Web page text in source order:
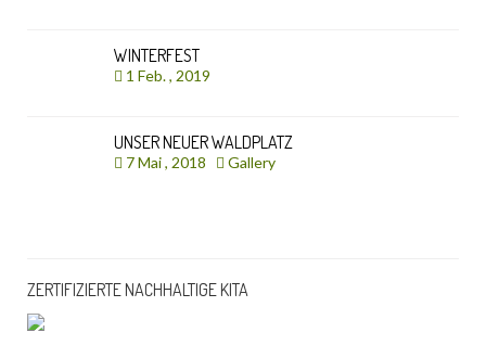
WINTERFEST
1 Feb. , 2019
UNSER NEUER WALDPLATZ
7 Mai , 2018 Gallery
ZERTIFIZIERTE NACHHALTIGE KITA